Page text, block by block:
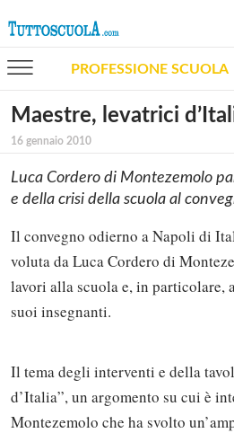
PROFESSIONE SCUOLA
Maestre, levatrici
16 gennaio 2010
Luca Cordero di Montezemolo
e della crisi della scuola al
Il convegno odierno a Napoli di
voluta da Luca Cordero di
lavori alla scuola e, in particolare,
suoi insegnanti.
Il tema degli interventi e della
d’Italia”, un argomento su cui è
Montezemolo che ha svolto